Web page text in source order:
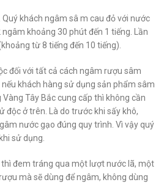
khách ngâm sâ m cau đỏ với nước
ngâm khoảng 30 phút đến 1 tiếng. Lần
từ 8 tiếng đến 10 tiếng).
đối với tất cả cách ngâm rượu sâm
khách hàng sử dụng sản phẩm sâm
Tây Bắc cung cấp thì không cần
độc ở trên. Là do trước khi sấy khô,
nước gạo đúng quy trình. Vì vậy quý
sử dụng.
đem tráng qua một lượt nước lã, một
mà sẽ dùng để ngâm, không dùng